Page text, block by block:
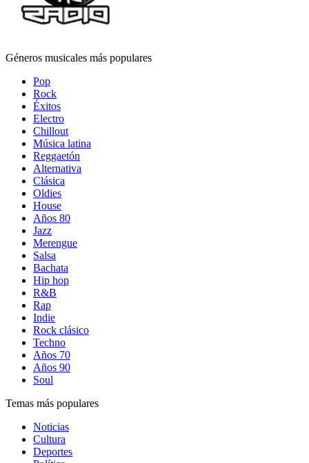
Géneros musicales más populares
Pop
Rock
Éxitos
Electro
Chillout
Música latina
Reggaetón
Alternativa
Clásica
Oldies
House
Años 80
Jazz
Merengue
Salsa
Bachata
Hip hop
R&B
Rap
Indie
Rock clásico
Techno
Años 70
Años 90
Soul
Temas más populares
Noticias
Cultura
Deportes